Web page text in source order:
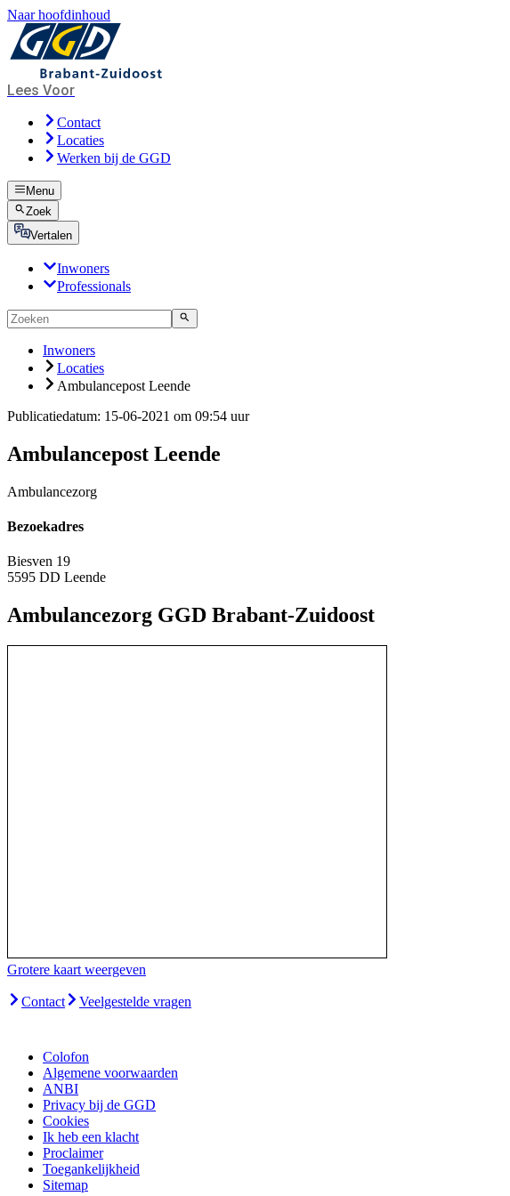
Naar hoofdinhoud
Lees Voor
Contact
Locaties
Werken bij de GGD
Menu
Zoek
Vertalen
Inwoners
Professionals
Inwoners
Locaties
Ambulancepost Leende
Publicatiedatum: 15-06-2021 om 09:54 uur
Ambulancepost Leende
Ambulancezorg
Bezoekadres
Biesven 19
5595 DD Leende
Ambulancezorg GGD Brabant-Zuidoost
Grotere kaart weergeven
Contact Veelgestelde vragen
Colofon
Algemene voorwaarden
ANBI
Privacy bij de GGD
Cookies
Ik heb een klacht
Proclaimer
Toegankelijkheid
Sitemap